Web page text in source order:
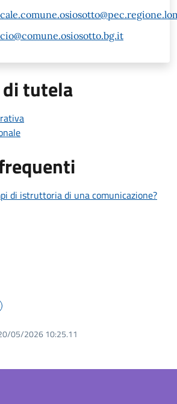
tutela
di istruttoria di una comunicazione?
05/2026 10:25.11